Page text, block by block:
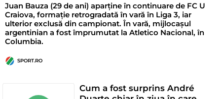
Juan Bauza (29 de ani) aparține în continuare de FC U
Craiova, formație retrogradată în vară în Liga 3, iar
ulterior exclusă din campionat. În vară, mijlocașul
argentinian a fost împrumutat la Atletico Nacional, în
Columbia.
SPORT.RO
Cum a fost surprins André